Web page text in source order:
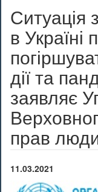
Ситуація
в Україні
дії та
заявляє
прав
11.03.2021